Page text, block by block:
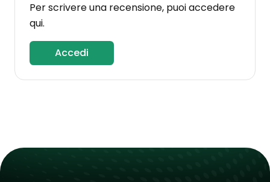
Per scrivere una recensione, puoi accedere
qui.
Accedi